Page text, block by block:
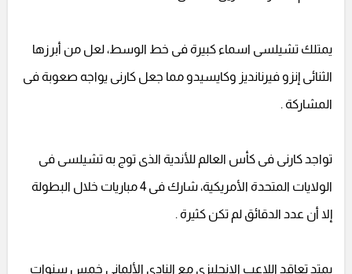
يمتلك تشيلسى اسماء كبيرة فى خط الوسط، لعل من أبرزها
الثنائى إنزو فيرنانديز وكايسيدو مما جعل كارنى يواجه صعوبة فى
المشاركة .
تواجد كارنى فى كأس العالم للأندية الذى توج به تشيلسى فى
الولايات المتحدة الأمريكية، شارك فى 4 مباريات خلال البطولة
إلا أن عدد الدقائق لم تكن كثيرة .
يمتد تعاقد اللاعب الإنجليزى مع النادى الألمانى خمس سنوات